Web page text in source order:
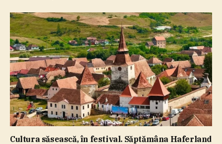
Cultura săsească, în festival. Săptămâna Haferland